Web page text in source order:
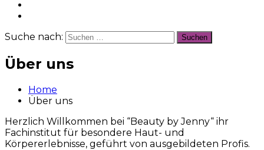
Suche nach: Suchen
Über uns
Home
Über uns
Herzlich Willkommen bei “Beauty by Jenny“ ihr
Fachinstitut für besondere Haut- und
Körpererlebnisse, geführt von ausgebildeten Profis.